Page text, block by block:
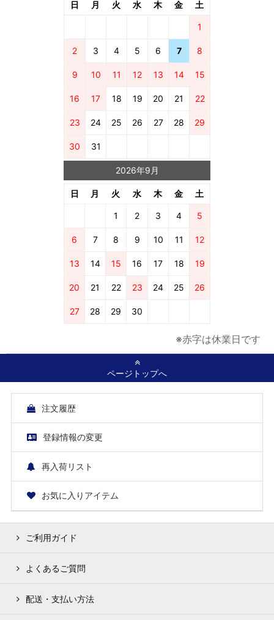
日 月 火 水 木 金 土
1
2 3 4 5 6 7 8
9 10 11 12 13 14 15
16 17 18 19 20 21 22
23 24 25 26 27 28 29
30 31
2026年9月
日 月 火 水 木 金 土
1 2 3 4 5
6 7 8 9 10 11 12
13 14 15 16 17 18 19
20 21 22 23 24 25 26
27 28 29 30
※赤字は休業日です
ページトップへ
注文履歴
登録情報の変更
再入荷リスト
お気に入りアイテム
ご利用ガイド
よくあるご質問
配送・支払い方法